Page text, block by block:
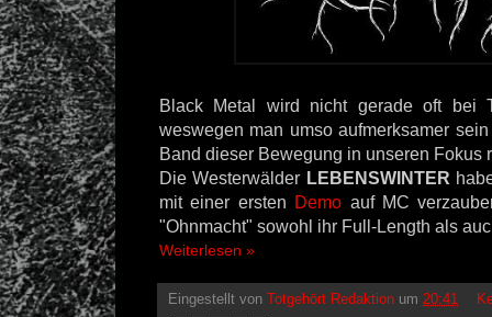
Black Metal wird nicht gerade oft bei
weswegen man umso aufmerksamer
Band dieser Bewegung in unseren Fokus
Die Westerwälder LEBENSWINTER
mit einer ersten Demo auf MC
"Ohnmacht" sowohl ihr Full-Length als
Weiterlesen »
Eingestellt von Totgehört Redaktion um 20:41